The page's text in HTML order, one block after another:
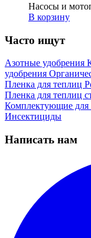
Насосы и
В корзину
Часто ищут
Азотные удобрения
удобрения
Пленка для теплиц
Пленка для теплиц
Комплектующие
Инсектициды
Написать нам